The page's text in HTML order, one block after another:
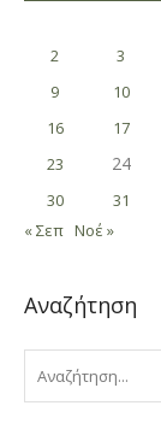
2
3
9 10
16
17
23 24
30
31
« Σεπ Νοέ »
Αναζήτηση